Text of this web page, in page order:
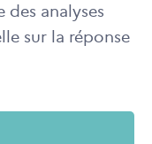
analyses
sur la réponse